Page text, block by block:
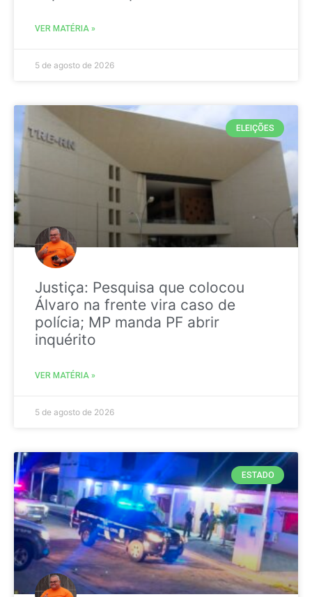
VER MATÉRIA »
5 de agosto de 2026
ELEIÇÕES
Justiça: Pesquisa que colocou
Álvaro na frente vira caso de
polícia; MP manda PF abrir
inquérito
VER MATÉRIA »
5 de agosto de 2026
ESTADO